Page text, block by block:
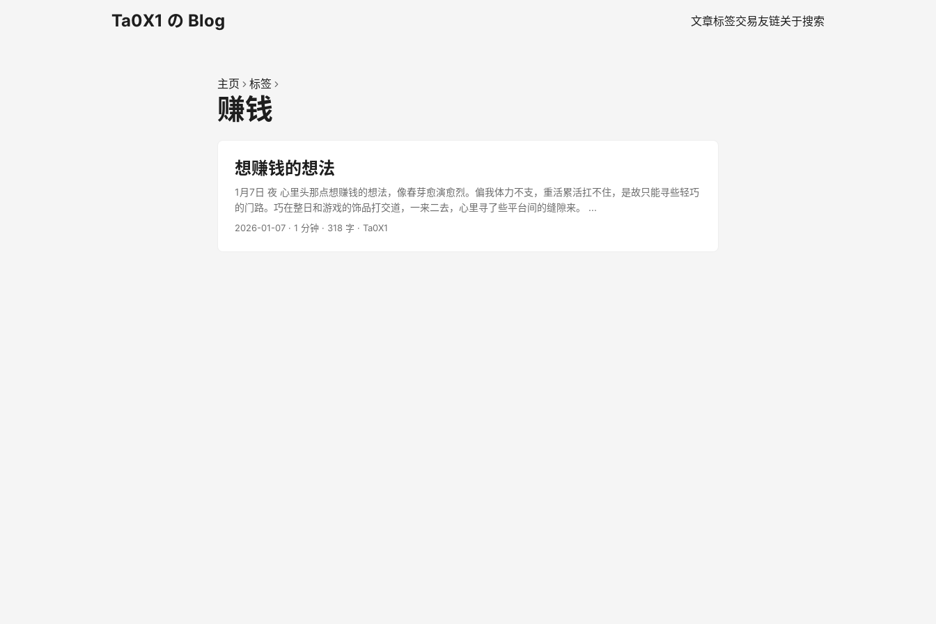
Ta0X1 の Blog 文章标签交易友链关于搜索
主页 标签
赚钱
想赚钱的想法
1月7日 夜 心里头那点想赚钱的想法，像春芽愈演愈烈。偏我体力不支，重活累活扛不住，是故只能寻些轻巧
的门路。巧在整日和游戏的饰品打交道，一来二去，心里寻了些平台间的缝隙来。 ...
2026-01-07 · 1 分钟 · 318 字 · Ta0X1